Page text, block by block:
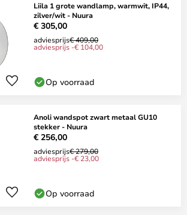
Liila 1 grote wandlamp, warmwit, IP44,
zilver/wit - Nuura
€ 305,00
adviesprijs€ 409,00
adviesprijs -€ 104,00
Op voorraad
Anoli wandspot zwart metaal GU10
stekker - Nuura
€ 256,00
adviesprijs€ 279,00
adviesprijs -€ 23,00
Op voorraad